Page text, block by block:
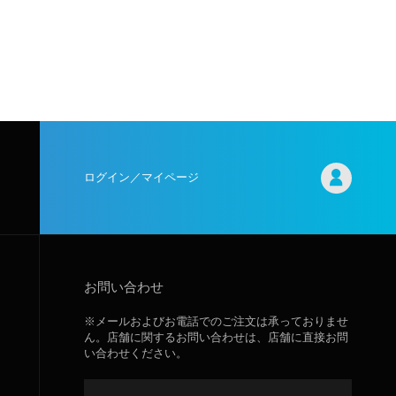
ログイン／マイページ
お問い合わせ
※メールおよびお電話でのご注文は承っておりませ
ん。店舗に関するお問い合わせは、店舗に直接お問
い合わせください。